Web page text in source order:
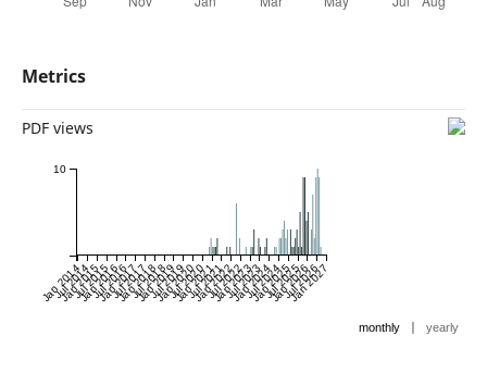
Metrics
PDF views
Jan 2014
Jul 2014
Jan 2015
Jul 2015
Jan 2016
Jul 2016
Jan 2017
Jul 2017
Jan 2018
Jul 2018
Jan 2019
Jul 2019
Jan 2020
Jul 2020
Jan 2021
Jul 2021
Jan 2022
Jul 2022
Jan 2023
Jul 2023
Jan 2024
Jul 2024
Jan 2025
Jul 2025
Jan 2026
Jul 2026
Jan 2027
10
monthly | yearly